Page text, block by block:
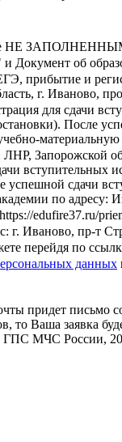
НЕ
Документ об
и
г. Иваново,
для сдачи
После
Запорожской
успешной сдачи
по
edufire37.ru/
Иваново, пр-т
перейдя по
данных
придет письмо
то Ваша заявка
ГПС МЧС России,